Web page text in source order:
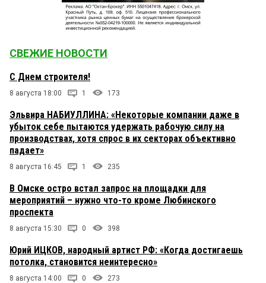
СВЕЖИЕ НОВОСТИ
С Днем строителя!
8 августа 18:00 1 173
Эльвира НАБИУЛЛИНА: «Некоторые компании даже в
убыток себе пытаются удержать рабочую силу на
производствах, хотя спрос в их секторах объективно
падает»
8 августа 16:45 1 235
В Омске остро встал запрос на площадки для
мероприятий – нужно что-то кроме Любинского
проспекта
8 августа 15:30 0 398
Юрий ИЦКОВ, народный артист РФ: «Когда достигаешь
потолка, становится неинтересно»
8 августа 14:00 0 273